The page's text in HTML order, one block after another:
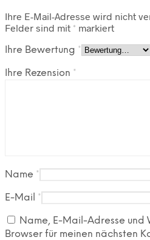
Ihre E-Mail-Adresse wird nicht
Felder sind mit * markiert
Ihre Bewertung *
Ihre Rezension *
Name *
E-Mail *
Name, E-Mail-Adresse und
Browser für meinen nächsten